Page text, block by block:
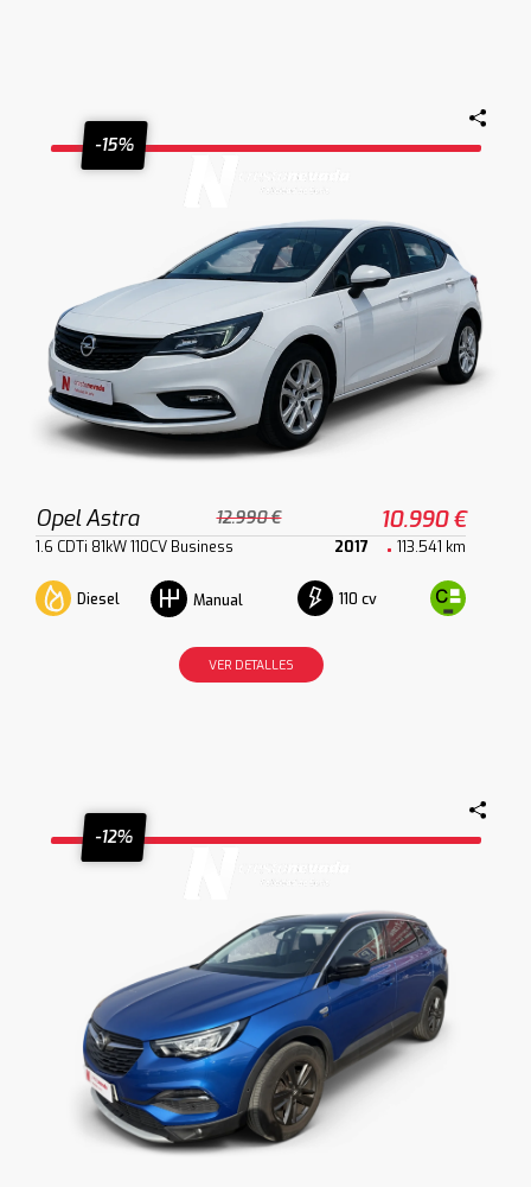
-15%
Opel Astra 12.990 € 10.990 €
1.6 CDTi 81kW 110CV Business 2017 113.541 km
Diesel Manual 110 cv
VER DETALLES
-12%